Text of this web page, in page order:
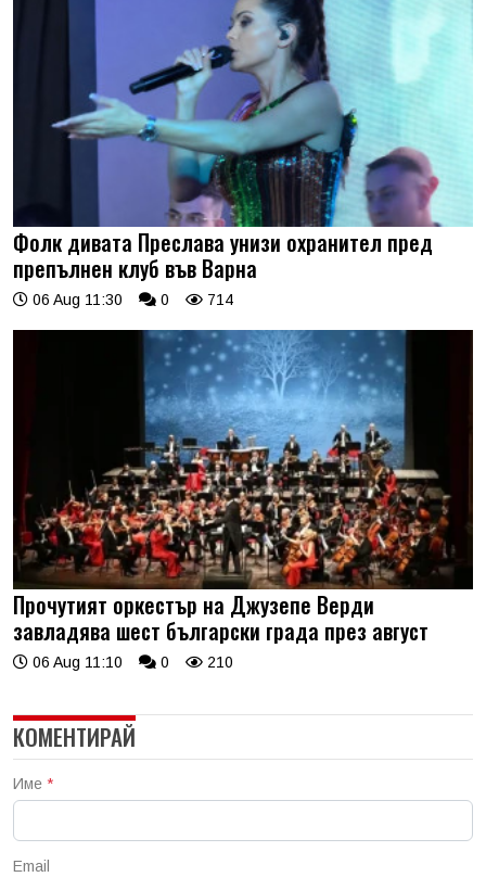
Фолк дивата Преслава унизи охранител пред
препълнен клуб във Варна
06 Aug 11:30 0 714
Прочутият оркестър на Джузепе Верди
завладява шест български града през август
06 Aug 11:10 0 210
КОМЕНТИРАЙ
Име *
Email